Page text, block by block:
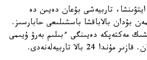
تاربيەشى بۇعان دەيىن دە
بۇدان بالاباقشا باسشىلىعى حابارسىز.
مەكتەپكە دەيىنگى ءبىلىم بەرۋ ۇيىمى
بالا تاربيەلەنەدى.